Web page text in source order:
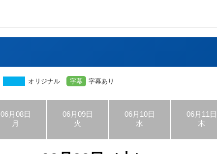
オリジナル 字幕 字幕あり
06月08日
月
06月09日
火
06月10日
水
06月11日
木